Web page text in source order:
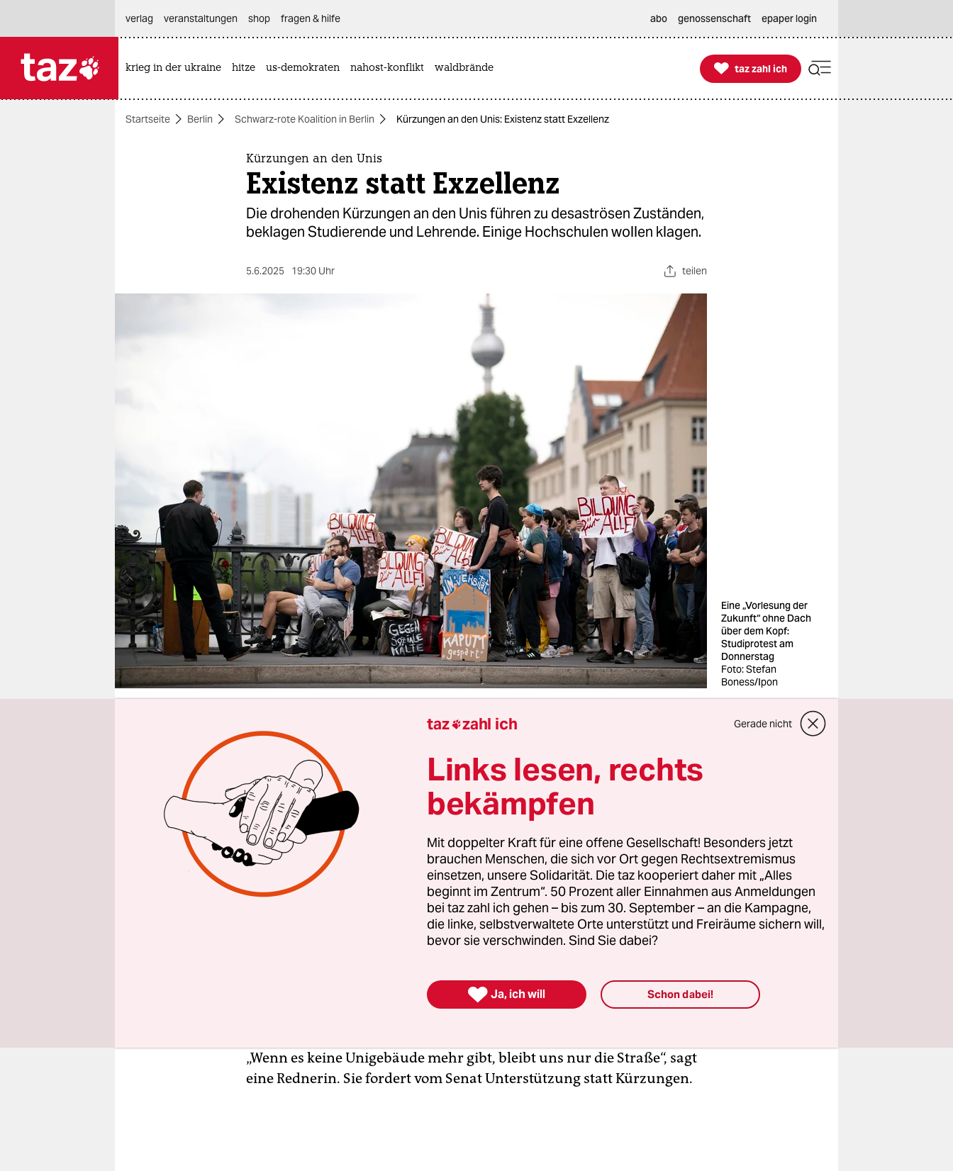
themen
veranstaltungen
fragen & hilfe
unterstützen
abo
genossenschaft
epaper login
verlag
veranstaltungen shop fragen & hilfe abo genossenschaft epaper login
krieg in der ukraine hitze us-demokraten nahost-konflikt waldbrände 
taz zahl ich
taz zahl ich
Startseite Berlin Schwarz-rote Koalition in Berlin Kürzungen an den Unis: Existenz statt Exzellenz
Kürzungen an den Unis
Existenz statt Exzellenz
Die drohenden Kürzungen an den Unis führen zu desaströsen Zuständen,
beklagen Studierende und Lehrende. Einige Hochschulen wollen klagen.
5.6.2025 19:30 Uhr teilen
Eine „Vorlesung der
Zukunft“ ohne Dach
über dem Kopf:
Studiprotest am
Donnerstag
Foto: Stefan
Boness/Ipon
Es ist ein „Vorlesungssaal der Zukunft“, den Berliner Studierende am
Donnerstagnachmittag auf der Weidendammer Brücke in Mitte
errichtet haben. Auf dem Pflaster steht ein Holzpult, davor ordnen sich
drei Reihen hölzerner Stühle – unter freiem Himmel, über der Spree.
Schwarz-gelbes Absperrband trennt den improvisierten Seminarraum
und die rund 40 Protestierenden von Passant*innen. Die Botschaft der
Studierenden, Hochschulmitarbeitenden und Lehrenden ist deutlich:
„Wir wollen dem Berliner Senat den Mittelfinger zeigen.“
Redebeiträgen wird der desaströse Zustand an Unis und Hochschulen
„Wenn es keine Unigebäude mehr gibt, bleibt uns nur die Straße“, sagt
eine Rednerin. Sie fordert vom Senat Unterstützung statt Kürzungen.
taz zahl ich Gerade nicht
Links lesen, rechts
bekämpfen
Mit doppelter Kraft für eine offene Gesellschaft! Besonders jetzt
brauchen Menschen, die sich vor Ort gegen Rechtsextremismus
einsetzen, unsere Solidarität. Die taz kooperiert daher mit „Alles
beginnt im Zentrum“. 50 Prozent aller Einnahmen aus Anmeldungen
bei taz zahl ich gehen – bis zum 30. September – an die Kampagne,
die linke, selbstverwaltete Orte unterstützt und Freiräume sichern will,
bevor sie verschwinden. Sind Sie dabei?
 Ja, ich will Schon dabei!